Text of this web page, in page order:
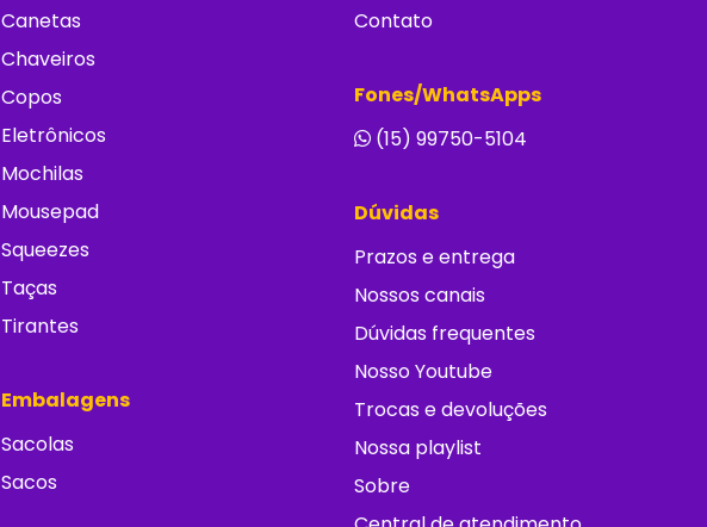
Canetas
Chaveiros
Copos
Eletrônicos
Mochilas
Mousepad
Squeezes
Taças
Tirantes
Embalagens
Sacolas
Sacos
Contato
Fones/WhatsApps
(15) 99750-5104
Dúvidas
Prazos e entrega
Nossos canais
Dúvidas frequentes
Nosso Youtube
Trocas e devoluções
Nossa playlist
Sobre